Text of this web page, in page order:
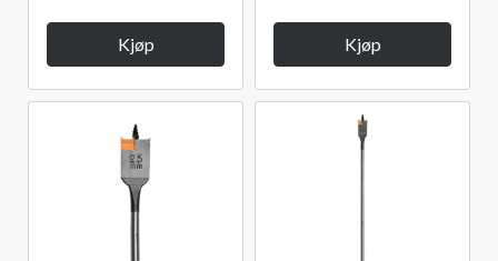
Kjøp Kjøp